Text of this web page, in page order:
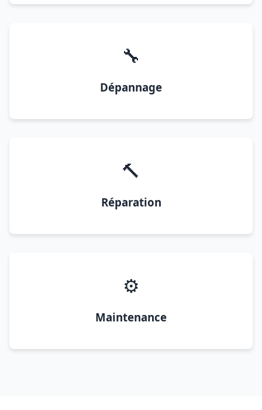
🔧
Dépannage
🔨
Réparation
⚙️
Maintenance